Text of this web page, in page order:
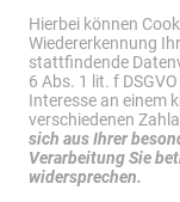
Hierbei können
Wiedererkennung
stattfindende
6 Abs. 1 lit. f
Interesse an einem
verschiedenen
sich aus Ihrer
Verarbeitung Sie
widersprechen.